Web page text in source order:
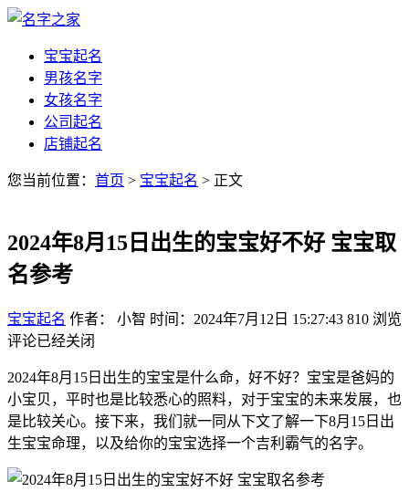
宝宝起名
男孩名字
女孩名字
公司起名
店铺起名
您当前位置： 首页 > 宝宝起名 > 正文
2024年8月15日出生的宝宝好不好 宝宝取
名参考
宝宝起名 作者： 小智 时间：2024年7月12日 15:27:43 810 浏览
评论已经关闭
2024年8月15日出生的宝宝是什么命，好不好？宝宝是爸妈的
小宝贝，平时也是比较悉心的照料，对于宝宝的未来发展，也
是比较关心。接下来，我们就一同从下文了解一下8月15日出
生宝宝命理，以及给你的宝宝选择一个吉利霸气的名字。